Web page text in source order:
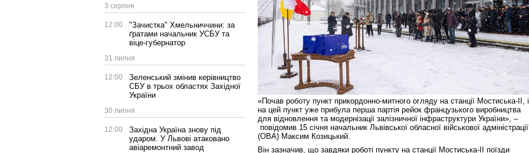
3 серпня
12:00
"Зачистка" Хмельниччини: за
ґратами начальник УСБУ та
віце-губернатор
31 липня
12:00
Зеленський змінив керівництво
СБУ в трьох областях Західної
України
30 липня
12:00
Західна Україна знову під
ударом. У Львові атаковано
авіаремонтний завод
«Почав роботу пункт прикордонно-митного огляду на станції Мостиська-ІІ, і
на цей пункт уже прибула перша партія рейок французького виробництва
для відновлення та модернізації залізничної інфраструктури України», –
повідомив 15 січня начальник Львівської обласної військової адміністрації
(ОВА) Максим Козицький.
Він зазначив, що завдяки роботі пункту на станції Мостиська-ІІ поїзди